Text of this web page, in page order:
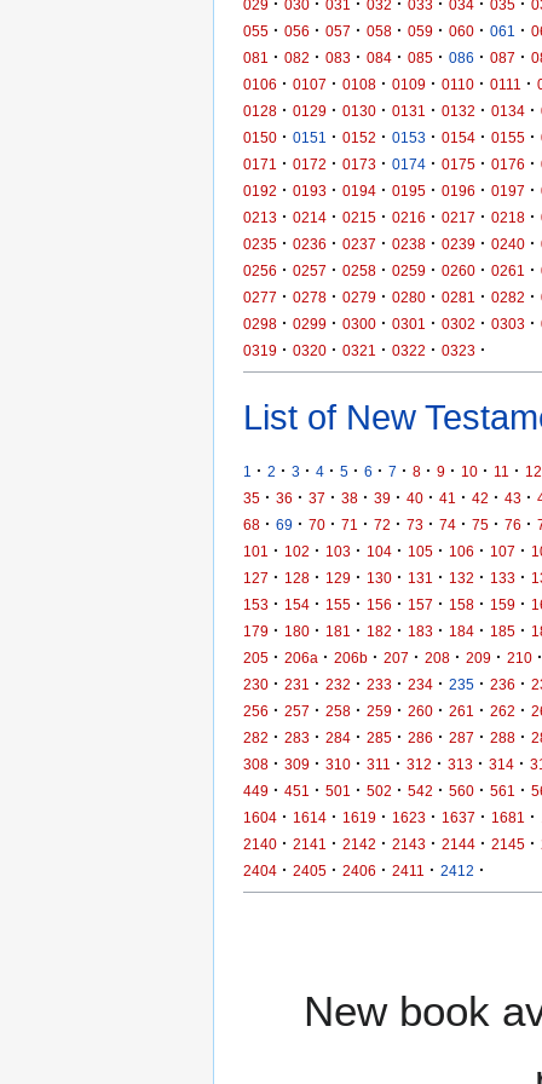
029
030 031 032 033 034 035
055 · 056 · 057 · 058 · 059 · 060 · 061 ·
081
· 082 · 083 · 084 · 085 · 086 · 087 ·
0106 · 0107 · 0108 · 0109 · 0110 · 0111 ·
0128 · 0129 · 0130 · 0131 · 0132 · 0134 ·
0150 · 0151 · 0152 · 0153 · 0154 · 0155 ·
0171
· 0172 · 0173 · 0174 · 0175 · 0176 ·
0192 · 0193 · 0194 · 0195 · 0196 · 0197 ·
0213 · 0214 · 0215 · 0216 · 0217 · 0218 ·
0235 · 0236 · 0237 · 0238 · 0239 · 0240 ·
0256 · 0257 · 0258 · 0259 · 0260 · 0261 ·
0277 · 0278 · 0279 · 0280 · 0281 · 0282 ·
0298 · 0299 · 0300 · 0301 · 0302 · 0303 ·
0319 · 0320 · 0321 · 0322 · 0323 ·
List of New
1 · 2 · 3 · 4 · 5 · 6 · 7 · 8 · 9 · 10 · 11 · 12
35 · 36 · 37 · 38 · 39 · 40 · 41 · 42 · 43 ·
68 · 69 · 70 · 71 · 72 · 73 · 74 · 75 · 76 ·
101
· 102 · 103 · 104 · 105 · 106 · 107 ·
127 · 128 · 129 · 130 · 131 · 132 · 133 ·
153 · 154 · 155 · 156 · 157 · 158 · 159 ·
179 · 180 · 181 · 182 · 183 · 184 · 185 ·
205 · 206a · 206b · 207 · 208 · 209 · 210 ·
230 · 231 · 232 · 233 · 234 · 235 · 236 ·
256 · 257 · 258 · 259 · 260 · 261 · 262 ·
282 · 283 · 284 · 285 · 286 · 287 · 288 ·
308 · 309 · 310 · 311 · 312 · 313 · 314 ·
449 · 451 · 501 · 502 · 542 · 560 · 561 ·
1604 · 1614 · 1619 · 1623 · 1637 · 1681 ·
2140 · 2141 · 2142 · 2143 · 2144 · 2145 ·
2404 · 2405 · 2406 · 2411 · 2412 ·
New book